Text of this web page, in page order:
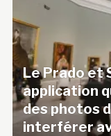
Le Prado et
application
des photos
interférer